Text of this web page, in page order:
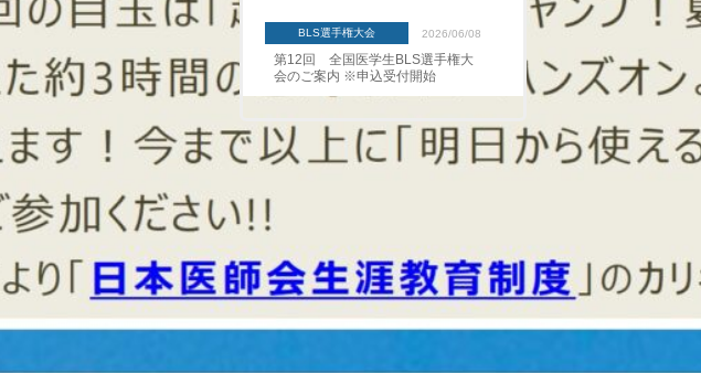
BLS選手権大会 2026/06/08
第12回 全国医学生BLS選手権大
会のご案内 ※申込受付開始